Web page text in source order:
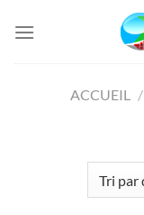
ACCUEIL /